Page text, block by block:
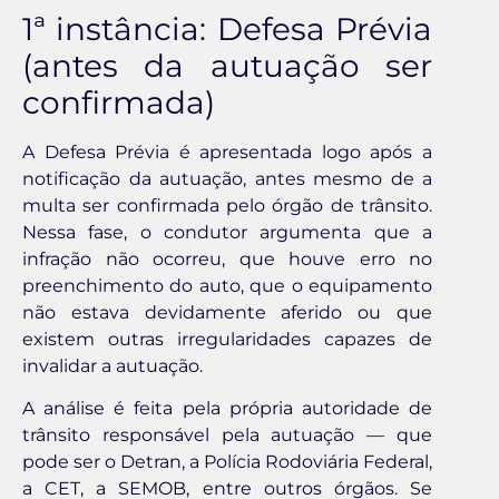
1ª instância: Defesa Prévia
(antes da autuação ser
confirmada)
A Defesa Prévia é apresentada logo após a
notificação da autuação, antes mesmo de a
multa ser confirmada pelo órgão de trânsito.
Nessa fase, o condutor argumenta que a
infração não ocorreu, que houve erro no
preenchimento do auto, que o equipamento
não estava devidamente aferido ou que
existem outras irregularidades capazes de
invalidar a autuação.
A análise é feita pela própria autoridade de
trânsito responsável pela autuação — que
pode ser o Detran, a Polícia Rodoviária Federal,
a CET, a SEMOB, entre outros órgãos. Se